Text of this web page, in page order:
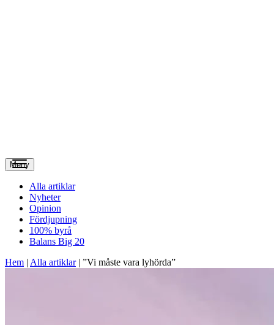
Meny
Alla artiklar
Nyheter
Opinion
Fördjupning
100% byrå
Balans Big 20
Hem | Alla artiklar| ”Vi måste vara lyhörda”